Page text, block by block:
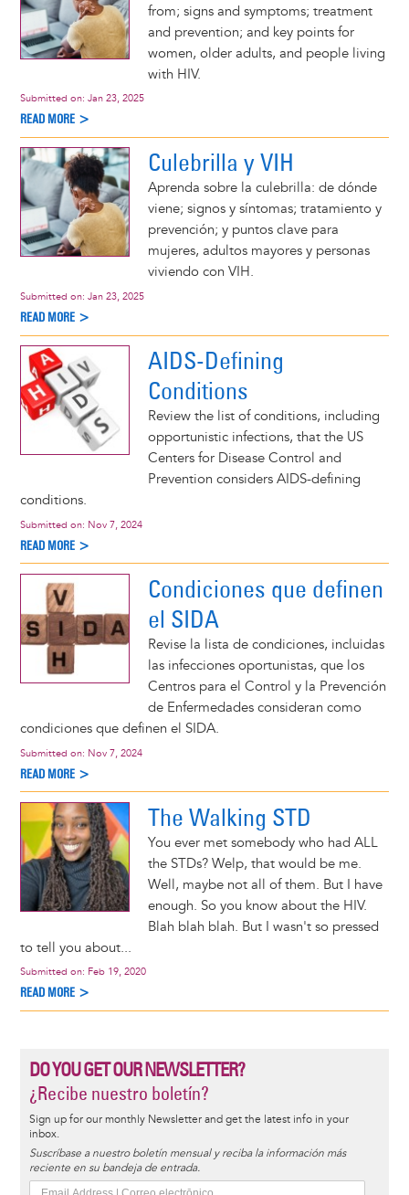
from; signs and symptoms; treatment
and prevention; and key points for
women, older adults, and people living
with HIV.
Submitted on: Jan 23, 2025
READ MORE >
Culebrilla y VIH
Aprenda sobre la culebrilla: de dónde
viene; signos y síntomas; tratamiento y
prevención; y puntos clave para
mujeres, adultos mayores y personas
viviendo con VIH.
Submitted on: Jan 23, 2025
READ MORE >
AIDS-Defining
Conditions
Review the list of conditions, including
opportunistic infections, that the US
Centers for Disease Control and
Prevention considers AIDS-defining
conditions.
Submitted on: Nov 7, 2024
READ MORE >
Condiciones que definen
el SIDA
Revise la lista de condiciones, incluidas
las infecciones oportunistas, que los
Centros para el Control y la Prevención
de Enfermedades consideran como
condiciones que definen el SIDA.
Submitted on: Nov 7, 2024
READ MORE >
The Walking STD
You ever met somebody who had ALL
the STDs? Welp, that would be me.
Well, maybe not all of them. But I have
enough. So you know about the HIV.
Blah blah blah. But I wasn't so pressed
to tell you about...
Submitted on: Feb 19, 2020
READ MORE >
DO YOU GET OUR NEWSLETTER?
¿Recibe nuestro boletín?
Sign up for our monthly Newsletter and get the latest info in your
inbox.
Suscríbase a nuestro boletín mensual y reciba la información más
reciente en su bandeja de entrada.